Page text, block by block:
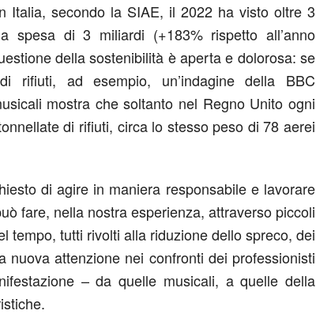
Italia, secondo la SIAE, il 2022 ha visto oltre 3
spesa di 3 miliardi (+183% rispetto all’anno
della sostenibilità è aperta e dolorosa: se
rifiuti, ad esempio, un’indagine della BBC
mostra che soltanto nel Regno Unito ogni
di rifiuti, circa lo stesso peso di 78 aerei
di agire in maniera responsabile e lavorare
fare, nella nostra esperienza, attraverso piccoli
tempo, tutti rivolti alla riduzione dello spreco, dei
nuova attenzione nei confronti dei professionisti
– da quelle musicali, a quelle della